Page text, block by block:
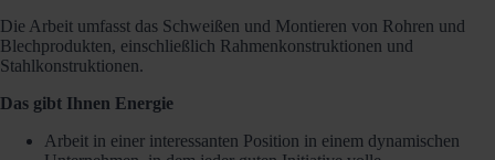
Die Arbeit umfasst das Schweißen und Montieren von Rohren und
Blechprodukten, einschließlich Rahmenkonstruktionen und
Stahlkonstruktionen.
Das gibt Ihnen Energie
Arbeit in einer interessanten Position in einem dynamischen